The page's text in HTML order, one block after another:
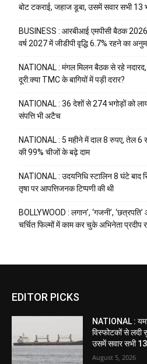
बोट टकराई, जहाज डूबा, उसमें सवार सभी 13
BUSINESS : आरबीआई एमपीसी बैठक 2026
वर्ष 2027 में जीडीपी वृद्धि 6.7% रहने का
NATIONAL : मंगल मिलन बैठक से रहे
दूरी:क्या TMC के बागियों में पड़ी दरार?
NATIONAL : 36 देशों से 274 भगोड़ों को
संपत्ति भी अटैच
NATIONAL : 5 महीने में दाल 8 रुपए, तेल 6
की 99% चीजों के बढ़े दाम
NATIONAL : उदयनिधि स्टालिन 8 घंटे बाद
तृषा पर आपत्तिजनक टिप्पणी की थी
BOLLYWOOD : लगान’, ‘गजनी’,
चर्चित फिल्मों में काम कर चुके अभिनेता प्रदीप
EDITOR PICKS
NATIONAL :
विस्फोटकों से लदी
उसमें सवार सभी 13
August 5, 2026